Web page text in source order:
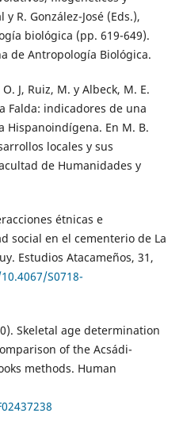
R. González-José (Eds.),
biológica (pp. 619-649).
de Antropología Biológica.
J, Ruiz, M. y Albeck, M. E.
Falda: indicadores de una
Hispanoindígena. En M. B.
locales y sus
de Humanidades y
étnicas e
social en el cementerio de La
Estudios Atacameños, 31,
S0718-
Skeletal age determination
of the Acsádi-
methods. Human